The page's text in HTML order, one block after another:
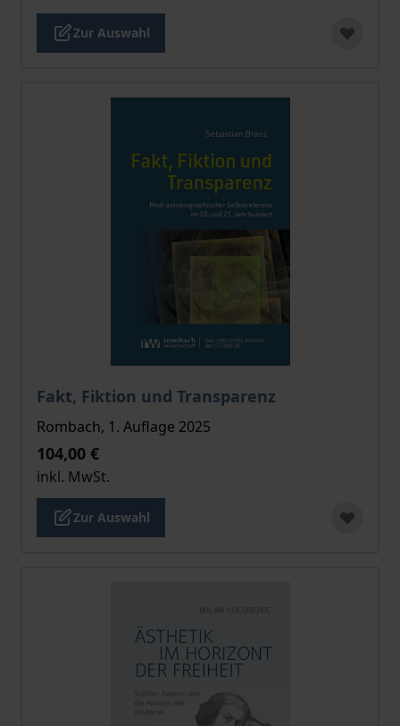
Zur Auswahl
Fakt, Fiktion und Transparenz
Der Preis dieses Titels richtet sich nach der
Rombach, 1. Auflage 2025
104,00 €
inkl. MwSt.
Zur Auswahl